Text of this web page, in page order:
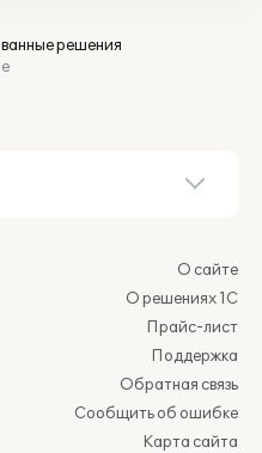
решения
О сайте
О решениях 1С
Прайс-лист
Поддержка
Обратная связь
Сообщить об ошибке
Карта сайта